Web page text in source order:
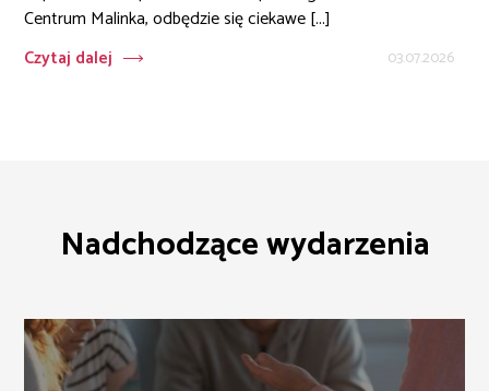
Centrum Malinka, odbędzie się ciekawe [...]
Czytaj dalej
03.07.2026
Nadchodzące wydarzenia